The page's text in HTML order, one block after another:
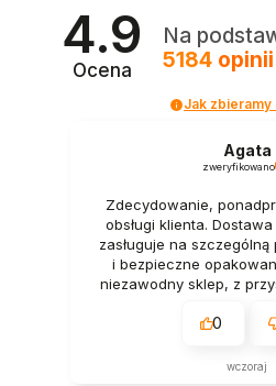
4.9
Ocena
Na
5184 opinii
Jak zbieramy
Agata
zweryfikowano
Zdecydowanie,
obsługi klienta.
zasługuje na szczególną
i bezpieczne
niezawodny sklep, z
0
wczoraj